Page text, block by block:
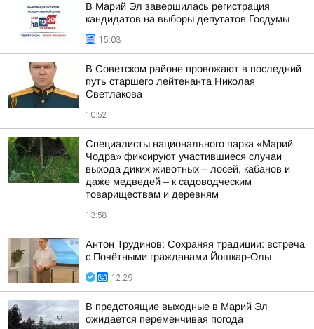
В Марий Эл завершилась регистрация
кандидатов на выборы депутатов Госдумы
15:03
В Советском районе провожают в последний
путь старшего лейтенанта Николая
Светлакова
10:52
Специалисты национального парка «Марий
Чодра» фиксируют участившиеся случаи
выхода диких животных – лосей, кабанов и
даже медведей – к садоводческим
товариществам и деревням
13:58
Антон Трудинов: Сохраняя традиции: встреча
с Почётными гражданами Йошкар-Олы
12:29
В предстоящие выходные в Марий Эл
ожидается переменчивая погода